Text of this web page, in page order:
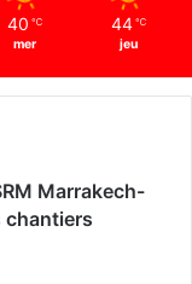
40 ℃
mer
44 ℃
jeu
Marrakech-
chantiers